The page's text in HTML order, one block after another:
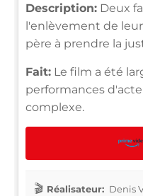
Description: Deux
l'enlèvement de
père à prendre la
Fait: Le film a été
performances
complexe.
Réalisateur: Denis